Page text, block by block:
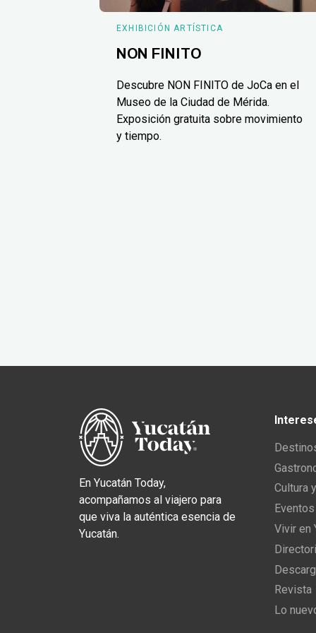
EXHIBICIÓN ARTÍSTICA
NON FINITO
Descubre NON FINITO de JoCa en el
Museo de la Ciudad de Mérida.
Exposición gratuita sobre movimiento
y tiempo.
En Yucatán Today,
acompañamos al viajero para
que viva la auténtica esencia de
Yucatán.
Cultura
Vivir en
Revista
Lo